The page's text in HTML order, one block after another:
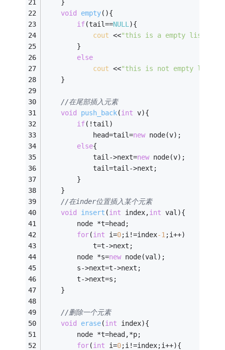
    }
void
empty(){
if(tail==NULL ){
cout <<"this is a empty list"
        }
else
cout <<"this is not empty list"
    }
//在尾部插入元素
void
push_back(int v){
if(!tail)
            head=tail=
new node(v);
else{
            tail->next=
new node(v);
            tail=tail->next;
        }
    }
//在inder位置插入某个元素
void
insert (int index,int val){
        node *t=head;
for(int i=0;i!=index-1 ;i++)
            t=t->next;
        node *s=
new node(val);
        s->next=t->next;
        t->next=s;
    }
//删除一个元素
void
erase(int index){
        node *t=head,*p;
for(int i=0;i!=index;i++){